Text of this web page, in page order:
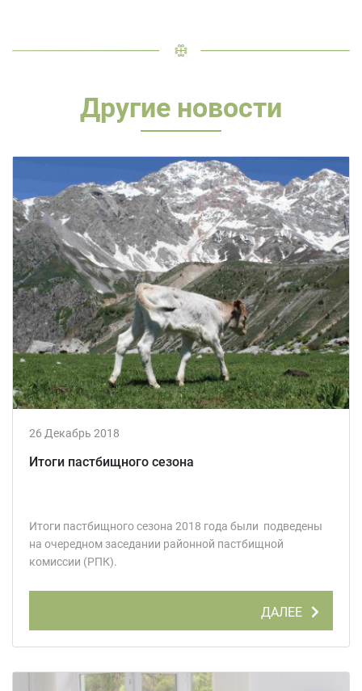
Другие новости
26 Декабрь 2018
Итоги пастбищного сезона
Итоги пастбищного сезона 2018 года были подведены
на очередном заседании районной пастбищной
комиссии (РПК).
ДАЛЕЕ